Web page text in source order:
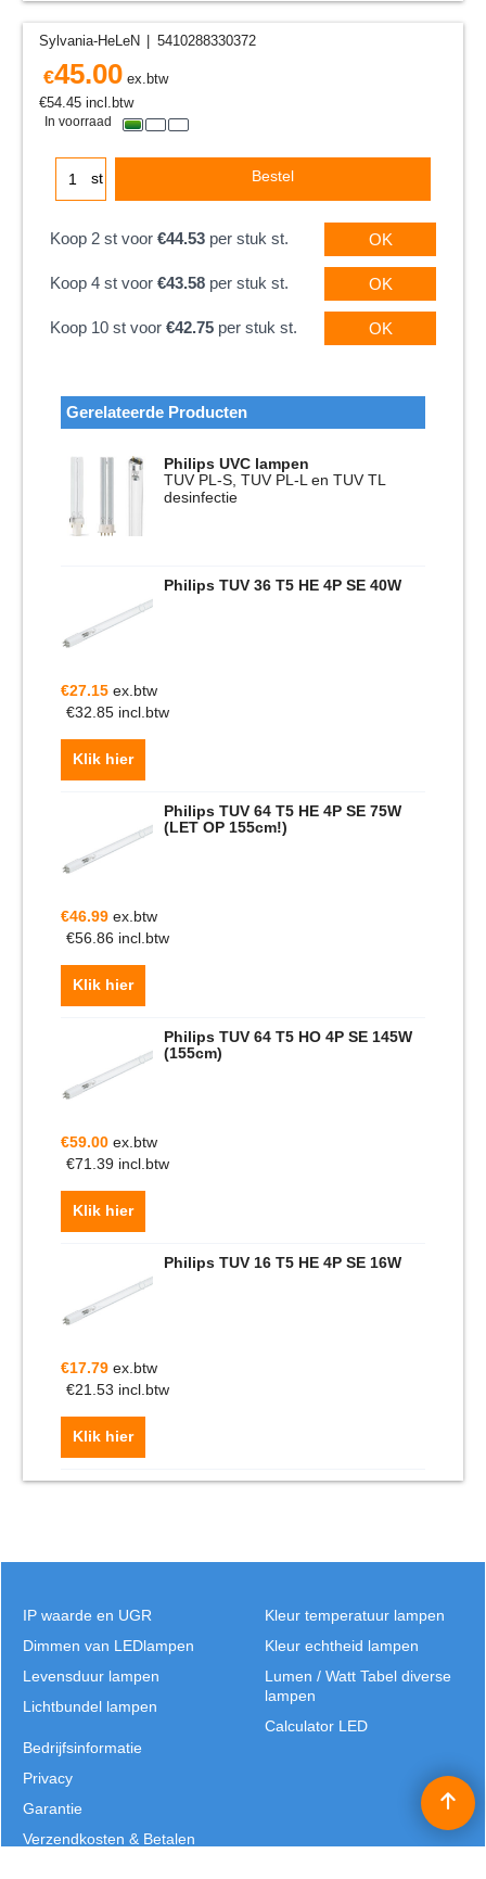
Sylvania-HeLeN 5410288330372
€45.00 ex.btw
€54.45 incl.btw
In voorraad
st Bestel
Koop 2 st voor €44.53 per stuk st. OK
Koop 4 st voor €43.58 per stuk st. OK
Koop 10 st voor €42.75 per stuk st. OK
Gerelateerde Producten
Philips UVC lampen
TUV PL-S, TUV PL-L en TUV TL
desinfectie
Philips TUV 36 T5 HE 4P SE 40W
€27.15 ex.btw
€32.85 incl.btw
Klik hier
Philips TUV 64 T5 HE 4P SE 75W
(LET OP 155cm!)
€46.99 ex.btw
€56.86 incl.btw
Klik hier
Philips TUV 64 T5 HO 4P SE 145W
(155cm)
€59.00 ex.btw
€71.39 incl.btw
Klik hier
Philips TUV 16 T5 HE 4P SE 16W
€17.79 ex.btw
€21.53 incl.btw
Klik hier
Kleur temperatuur lampen
Kleur echtheid lampen
Lumen / Watt Tabel diverse
lampen
Calculator LED
IP waarde en UGR
Dimmen van LEDlampen
Levensduur lampen
Lichtbundel lampen
Bedrijfsinformatie
Privacy
Garantie
Verzendkosten & Betalen